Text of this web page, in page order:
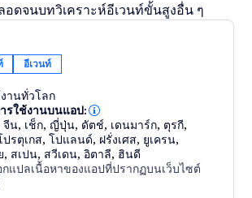
ดจนบทวิเคราะห์อีเวนท์ขั้นสูงอื่น ๆ
อีเวนท์
านทั่วโลก
รใช้งานบนแอป:
จีน, เช็ก,ญี่ปุ่น, ดัตช์, เดนมาร์ก, ตุรกี,
ปรตุเกส,โปแลนด์, ฝรั่งเศส, ยูเครน,
, สเปน, สวีเดน,อิตาลี, ฮินดี
แปลเนื้อหาของแอปที่ปรากฏบนเว็บไซต์